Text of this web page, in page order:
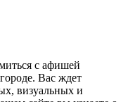
с афишей
Вас ждет
визуальных и